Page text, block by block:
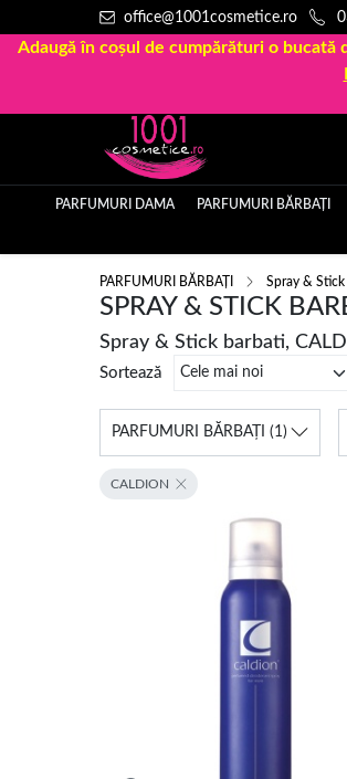
office@1001cosmetice.ro
Adaugă în coșul de cumpărături o bucată
PARFUMURI DAMA PARFUMURI BĂRBAȚI
PARFUMURI BĂRBAȚI Spray &
SPRAY & STICK
Spray & Stick barbati,
Sortează
PARFUMURI BĂRBAȚI (1)
CALDION